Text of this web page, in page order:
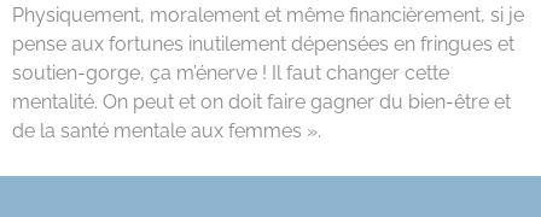
Physiquement, moralement et même financièrement, si je
pense aux fortunes inutilement dépensées en fringues et
soutien-gorge, ça m’énerve ! Il faut changer cette
mentalité. On peut et on doit faire gagner du bien-être et
de la santé mentale aux femmes ».